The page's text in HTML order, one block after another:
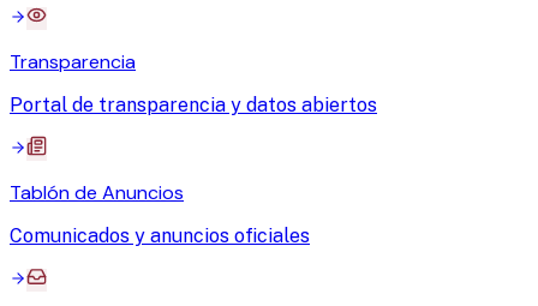
Transparencia
Portal de transparencia y datos abiertos
Tablón de Anuncios
Comunicados y anuncios oficiales